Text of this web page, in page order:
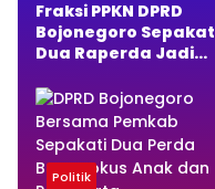
Fraksi PPKN DPRD
Bojonegoro Sepakat
Dua Raperda Jadi
Politik